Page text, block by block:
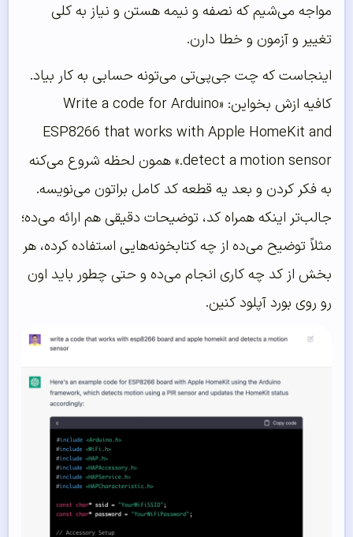
مواجه می‌شیم که نصفه و نیمه هستن و نیاز به کلی
تغییر و آزمون و خطا دارن.
اینجاست که چت جی‌پی‌تی می‌تونه حسابی به کار بیاد.
کافیه ازش بخواین: «Write a code for Arduino
ESP8266 that works with Apple HomeKit and
detect a motion sensor.» همون لحظه شروع می‌کنه
به فکر کردن و بعد یه قطعه کد کامل براتون می‌نویسه.
جالب‌تر اینکه همراه کد، توضیحات دقیقی هم ارائه می‌ده؛
مثلاً توضیح می‌ده از چه کتابخونه‌هایی استفاده کرده، هر
بخش از کد چه کاری انجام می‌ده و حتی چطور باید اون
رو روی بورد آپلود کنین.